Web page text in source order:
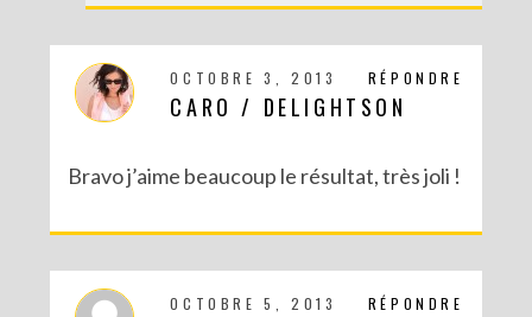
RÉPONDRE
OCTOBRE 3, 2013
CARO / DELIGHTSON
Bravo j’aime beaucoup le résultat, très joli !
RÉPONDRE
OCTOBRE 5, 2013